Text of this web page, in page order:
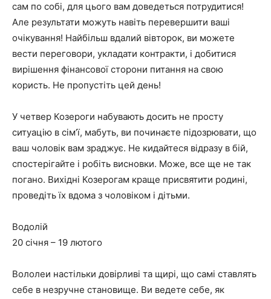
сам по собі, для цього вам доведеться потрудитися!
Але результати можуть навіть перевершити ваші
очікування! Найбільш вдалий вівторок, ви можете
вести переговори, укладати контракти, і добитися
вирішення фінансової сторони питання на свою
користь. Не пропустіть цей день!
У четвер Козероги набувають досить не просту
ситуацію в сім’ї, мабуть, ви починаєте підозрювати, що
ваш чоловік вам зраджує. Не кидайтеся відразу в бій,
спостерігайте і робіть висновки. Може, все ще не так
погано. Вихідні Козерогам краще присвятити родині,
проведіть їх вдома з чоловіком і дітьми.
Водолій
20 січня – 19 лютого
Вололеи настільки довірливі та щирі, що самі ставлять
себе в незручне становище. Ви ведете себе, як